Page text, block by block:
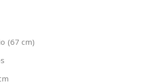
(67 cm)